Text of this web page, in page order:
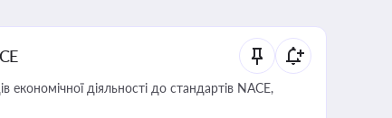
економічної діяльності до стандартів NACE,